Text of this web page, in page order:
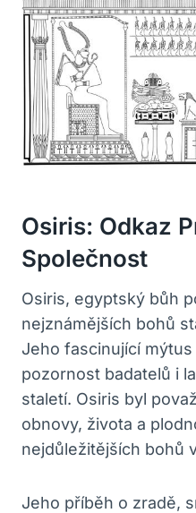
Osiris: Odkaz
Společnost
Osiris, egyptský bůh
nejznámějších bohů
Jeho fascinující
pozornost badatelů i
staletí. Osiris byl
obnovy, života a
nejdůležitějších bohů
Jeho příběh o zradě,